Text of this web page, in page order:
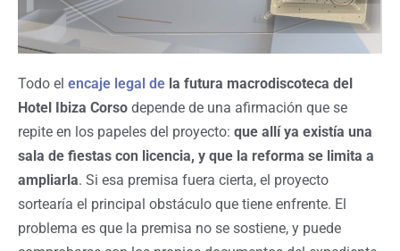
Todo el encaje legal de la futura macrodiscoteca del
Hotel Ibiza Corso depende de una afirmación que se
repite en los papeles del proyecto: que allí ya existía una
sala de fiestas con licencia, y que la reforma se limita a
ampliarla. Si esa premisa fuera cierta, el proyecto
sortearía el principal obstáculo que tiene enfrente. El
problema es que la premisa no se sostiene, y puede